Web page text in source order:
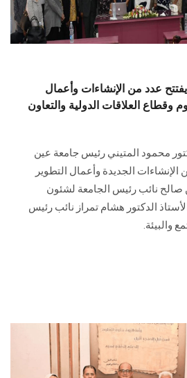
عدد من الإنشاءات وأعمال
وقطاع العلاقات الدولية والتعاون
محمود المتيني رئيس جامعة عين
الجديدة وأعمال التطوير
صالح نائب رئيس الجامعة لشئون
الدكتور هشام تمراز نائب رئيس
والبيئة.